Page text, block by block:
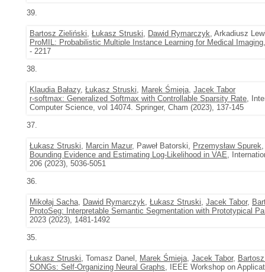
39.
Bartosz Zieliński, Łukasz Struski, Dawid Rymarczyk, Arkadiusz
ProMIL: Probabilistic Multiple Instance Learning for Medical Imaging
- 2217
38.
Klaudia Bałazy, Łukasz Struski, Marek Śmieja, Jacek Tabor
r-softmax: Generalized Softmax with Controllable Sparsity Rate,
Computer Science, vol 14074. Springer, Cham (2023), 137-145
37.
Łukasz Struski, Marcin Mazur, Paweł Batorski, Przemysław Spurek
Bounding Evidence and Estimating Log-Likelihood in VAE,
206 (2023), 5036-5051
36.
Mikołaj Sacha, Dawid Rymarczyk, Łukasz Struski, Jacek Tabor,
ProtoSeg: Interpretable Semantic Segmentation with Prototypical
2023 (2023), 1481-1492
35.
Łukasz Struski, Tomasz Danel, Marek Śmieja, Jacek Tabor,
SONGs: Self-Organizing Neural Graphs, IEEE Workshop on